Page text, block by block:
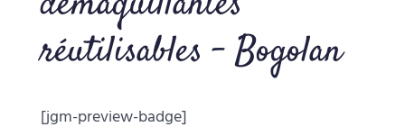
réutilisables – Bogolan
[jgm-preview-badge]